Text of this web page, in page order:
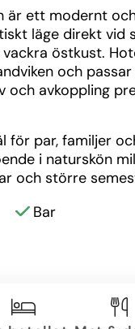
är ett modernt
läge direkt vid
östkust.
och
och avkoppling
för par, familjer
i naturskön
och större
Bar